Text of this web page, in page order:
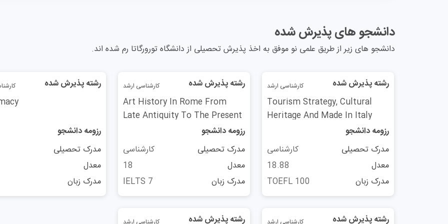
جنوب شرقی حومه رم واقع شده است، مقصد اصلی
آموزش پزشکی در این
آزمون ورودی به زبان انگلیسی برای پذیرش تحصیلی
بین‌المللی پذیرش پزشکی (IMAT) که موسسه علمی نو منابع مطالعاتی آن را معرفی می‌کند.
دانشجو های پذیرش شده
دانشجو های زیر از طریق علمی نو موفق به اخذ پذیرش تحصیلی از دانشگاه تورورگاتا رم شده اند.
رشته پذیرش شده کارشناسی ارشد
Tourism Strategy, Cultural
Heritage And Made In Italy
رزومه دانشجو
مدرک تحصیلی
کارشناسی
معدل
18.88
مدرک زبان
TOEFL 100
رشته پذیرش شده کارشناسی ارشد
Art History In Rome From
Late Antiquity To The Present
رزومه دانشجو
مدرک تحصیلی
کارشناسی
معدل
18
مدرک زبان
IELTS 7
رشته پذیرش شده
رزومه دانشجو
مدرک تحصیلی
معدل
مدرک زبان
رشته پذیرش شده رشته پذیرش شده